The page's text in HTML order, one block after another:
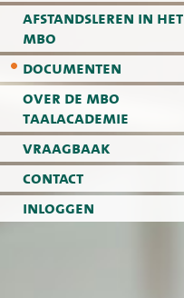
afstandsleren in het
mbo
documenten
over de mbo
taalacademie
vraagbaak
contact
inloggen